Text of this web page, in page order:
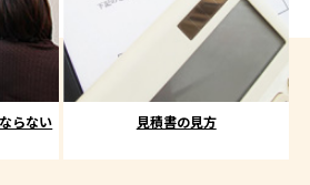
らない
見積書の見方